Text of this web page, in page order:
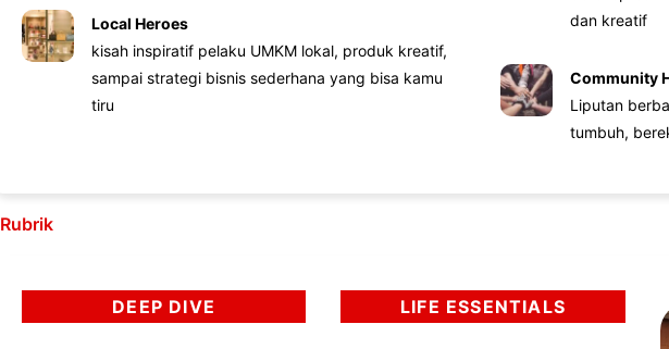
Local Heroes
kisah inspiratif pelaku UMKM lokal, produk kreatif,
sampai strategi bisnis sederhana yang bisa kamu
tiru
dan kreatif
Community
Liputan
tumbuh,
Rubrik
DEEP DIVE LIFE ESSENTIALS